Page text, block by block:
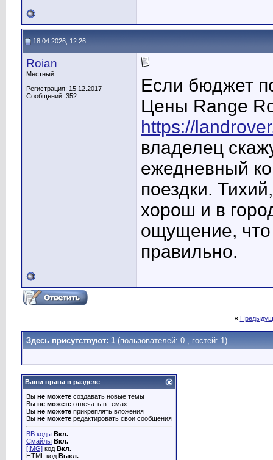
18.04.2026, 12:26
Roian
Местный
Регистрация: 15.12.2017
Сообщений: 352
Если бюджет
Цены Range
https://
владелец
ежедневный
поездки.
хорош и в
ощущение,
правильно.
«
Здесь присутствуют: 1 (пользователей: 0 , гостей: 1)
Ваши права в разделе
Вы не можете создавать новые темы
Вы не можете отвечать в темах
Вы не можете прикреплять вложения
Вы не можете редактировать свои сообщения
BB коды Вкл.
Смайлы Вкл.
[IMG] код Вкл.
HTML код Выкл.